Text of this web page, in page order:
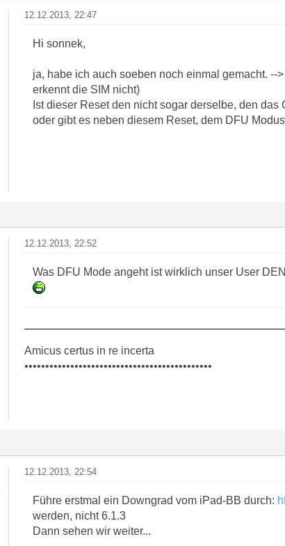
12.12.2013, 22:47
Hi sonnek,
ja, habe ich auch soeben noch einmal gemacht.
erkennt die SIM nicht)
Ist dieser Reset den nicht sogar derselbe, den
oder gibt es neben diesem Reset, dem DFU
12.12.2013, 22:52
Was DFU Mode angeht ist wirklich unser User
Amicus certus in re incerta
•••••••••••••••••••••••••••••••••••••••••••••
12.12.2013, 22:54
Führe erstmal ein Downgrad vom iPad-BB durch:
werden, nicht 6.1.3
Dann sehen wir weiter...